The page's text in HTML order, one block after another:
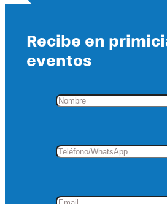
Recibe en
eventos